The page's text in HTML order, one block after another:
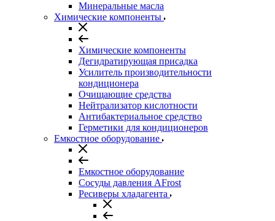
Минеральные масла
Химические компоненты
Химические компоненты
Дегидратирующая присадка
Усилитель производительности
кондиционера
Очищающие средства
Нейтрализатор кислотности
Антибактериальное средство
Герметики для кондиционеров
Емкостное оборудование
Емкостное оборудование
Сосуды давления AFrost
Ресиверы хладагента